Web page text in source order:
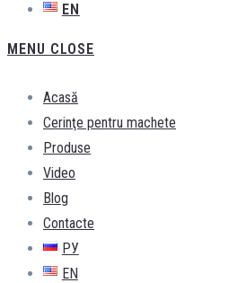
EN
MENU CLOSE
Acasă
Cerinţe pentru machete
Produse
Video
Blog
Contacte
РУ
EN